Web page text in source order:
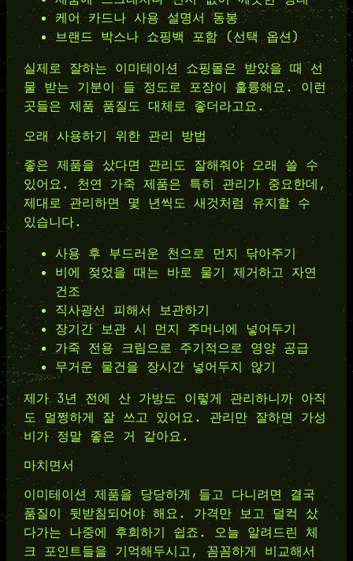
케어 카드나 사용 설명서 동봉
브랜드 박스나 쇼핑백 포함 (선택 옵션)
실제로 잘하는 이미테이션 쇼핑몰은 받았을 때 선
물 받는 기분이 들 정도로 포장이 훌륭해요. 이런
곳들은 제품 품질도 대체로 좋더라고요.
오래 사용하기 위한 관리 방법
좋은 제품을 샀다면 관리도 잘해줘야 오래 쓸 수
있어요. 천연 가죽 제품은 특히 관리가 중요한데,
제대로 관리하면 몇 년씩도 새것처럼 유지할 수
있습니다.
사용 후 부드러운 천으로 먼지 닦아주기
비에 젖었을 때는 바로 물기 제거하고 자연
건조
직사광선 피해서 보관하기
장기간 보관 시 먼지 주머니에 넣어두기
가죽 전용 크림으로 주기적으로 영양 공급
무거운 물건을 장시간 넣어두지 않기
제가 3년 전에 산 가방도 이렇게 관리하니까 아직
도 멀쩡하게 잘 쓰고 있어요. 관리만 잘하면 가성
비가 정말 좋은 거 같아요.
마치면서
이미테이션 제품을 당당하게 들고 다니려면 결국
품질이 뒷받침되어야 해요. 가격만 보고 덜컥 샀
다가는 나중에 후회하기 쉽죠. 오늘 알려드린 체
크 포인트들을 기억해두시고, 꼼꼼하게 비교해서